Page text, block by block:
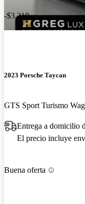
-$3,219
2023 Porsche Taycan
GTS Sport Turismo
Entrega a domicilio
El precio incluye
Buena oferta